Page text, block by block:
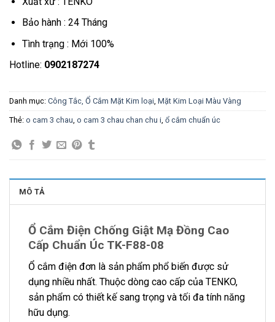
Bảo hành : 24 Tháng
Tình trạng : Mới 100%
Hotline: 0902187274
Danh mục: Công Tắc, Ổ Cắm Mặt Kim loại Mặt Kim Loại Màu Vàng
Thẻ: o cam 3 chau o cam 3 chau chan chu i ổ cắm chuẩn úc
MÔ TẢ
Ổ Cắm Điện Chống Giật Mạ Đồng Cao
Cấp Chuẩn Úc TK-F88-08
Ổ cắm điện đơn là sản phẩm phổ biến được sử
dụng nhiều nhất. Thuộc dòng cao cấp của TENKO,
sản phẩm có thiết kế sang trọng và tối đa tính năng
hữu dụng.